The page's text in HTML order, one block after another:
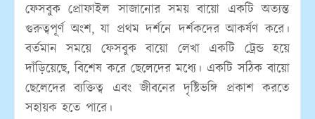
ফেসবুক প্রোফাইল সাজানোর সময় বায়ো একটি অত্যন্ত
গুরুত্বপূর্ণ অংশ, যা প্রথম দর্শনে দর্শকদের আকর্ষণ করে।
বর্তমান সময়ে ফেসবুক বায়ো লেখা একটি ট্রেন্ড হয়ে
দাঁড়িয়েছে, বিশেষ করে ছেলেদের মধ্যে। একটি সঠিক বায়ো
ছেলেদের ব্যক্তিত্ব এবং জীবনের দৃষ্টিভঙ্গি প্রকাশ করতে
সহায়ক হতে পারে।